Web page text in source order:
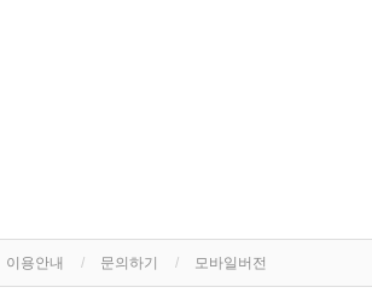
이용안내 문의하기 모바일버전